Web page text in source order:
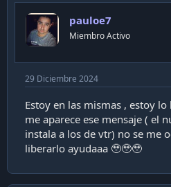
pauloe7
Miembro Activo
29 Diciembre 2024
Estoy en las mismas , estoy
me aparece ese mensaje ( el
instala a los de vtr) no se me
liberarlo ayudaaa 🥹🥹🥹